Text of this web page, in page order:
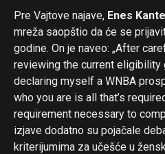
Pre Vajtove najave, Enes
mreža saopštio da će se
godine. On je naveo: „After
reviewing the current eligibility
declaring myself a WNBA
who you are is all that’s
requirement necessary to
izjave dodatno su pojačale
kriterijumima za učešće u